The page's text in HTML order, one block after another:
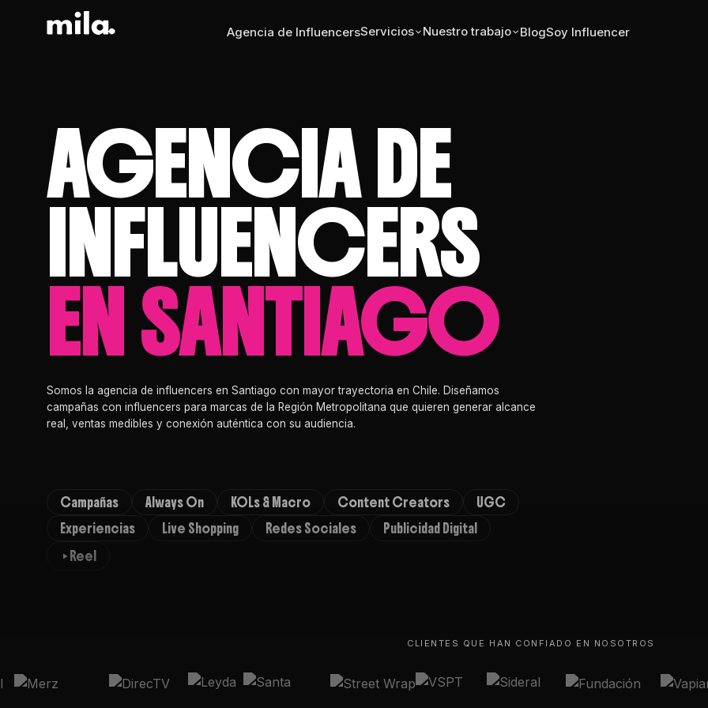
Agencia de InfluencersServicios Nuestro trabajo BlogSoy Influencer
AGENCIA DE
INFLUENCERS
EN SANTIAGO
Somos la agencia de influencers en Santiago con mayor trayectoria en Chile. Diseñamos
campañas con influencers para marcas de la Región Metropolitana que quieren generar alcance
real, ventas medibles y conexión auténtica con su audiencia.
Campañas Always On KOLs & Macro Content Creators
UGC
Experiencias
Live Shopping Redes Sociales
Publicidad Digital
Reel
CLIENTES QUE HAN CONFIADO EN NOSOTROS